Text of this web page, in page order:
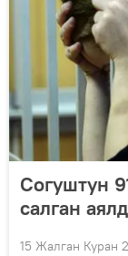
Согуштун
салган
15 Жалган Куран